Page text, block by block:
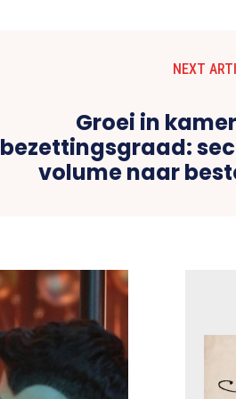
NEXT
Groei in
bezettingsgraad:
volume naar